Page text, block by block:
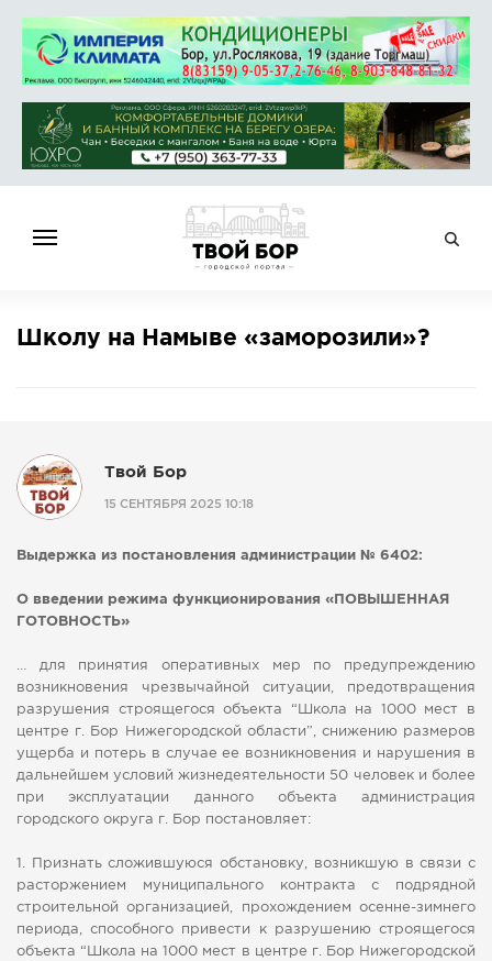
НОВОСТИ
КАМЕРЫ
СТАТЬИ
ПРЕДЛОЖИТЬ НОВОСТЬ
ФОТО
Школу на Намыве «заморозили»?
Твой Бор
15 СЕНТЯБРЯ 2025 10:18
Выдержка из постановления администрации № 6402:
О введении режима функционирования «ПОВЫШЕННАЯ
ГОТОВНОСТЬ»
… для принятия оперативных мер по предупреждению
возникновения чрезвычайной ситуации, предотвращения
разрушения строящегося объекта “Школа на 1000 мест в
центре г. Бор Нижегородской области”, снижению размеров
ущерба и потерь в случае ее возникновения и нарушения в
дальнейшем условий жизнедеятельности 50 человек и более
при эксплуатации данного объекта администрация
городского округа г. Бор постановляет:
1. Признать сложившуюся обстановку, возникшую в связи с
расторжением муниципального контракта с подрядной
строительной организацией, прохождением осенне-зимнего
периода, способного привести к разрушению строящегося
объекта “Школа на 1000 мест в центре г. Бор Нижегородской